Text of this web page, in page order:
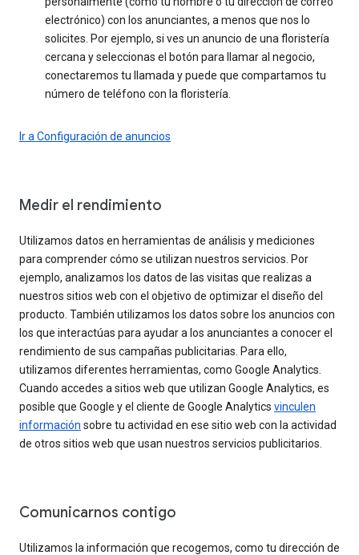
electrónico) con los anunciantes, a menos que nos lo
solicites. Por ejemplo, si ves un anuncio de una floristería
cercana y seleccionas el botón para llamar al negocio,
conectaremos tu llamada y puede que compartamos tu
número de teléfono con la floristería.
Ir a Configuración de anuncios
Medir el rendimiento
Utilizamos datos en herramientas de análisis y mediciones
para comprender cómo se utilizan nuestros servicios. Por
ejemplo, analizamos los datos de las visitas que realizas a
nuestros sitios web con el objetivo de optimizar el diseño del
producto. También utilizamos los datos sobre los anuncios con
los que interactúas para ayudar a los anunciantes a conocer el
rendimiento de sus campañas publicitarias. Para ello,
utilizamos diferentes herramientas, como Google Analytics.
Cuando accedes a sitios web que utilizan Google Analytics, es
posible que Google y el cliente de Google Analytics vinculen
información sobre tu actividad en ese sitio web con la actividad
de otros sitios web que usan nuestros servicios publicitarios.
Comunicarnos contigo
Utilizamos la información que recogemos, como tu dirección de